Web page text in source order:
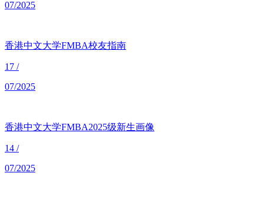
07/2025
香港中文大学FMBA校友指南
17 /
07/2025
香港中文大学FMBA2025级新生画像
14 /
07/2025